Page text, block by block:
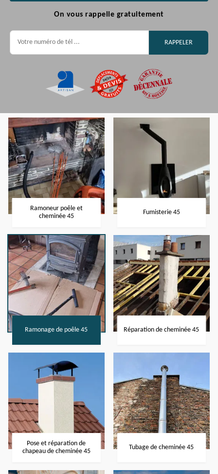
On vous rappelle gratuitement
Ramoneur poêle et
cheminée 45
Fumisterie 45
Ramonage de poêle 45 Réparation de cheminée 45
Pose et réparation de
chapeau de cheminée 45
Tubage de cheminée 45